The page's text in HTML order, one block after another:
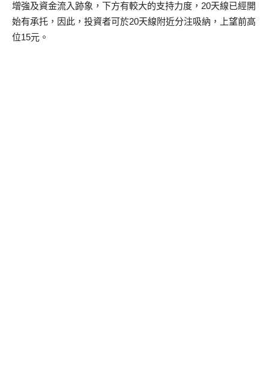
增強及資金流入跡象，下方有較大的支持力度，20天線已經開
始有承托，因此，投資者可於20天線附近分注吸納，上望前高
位15元。